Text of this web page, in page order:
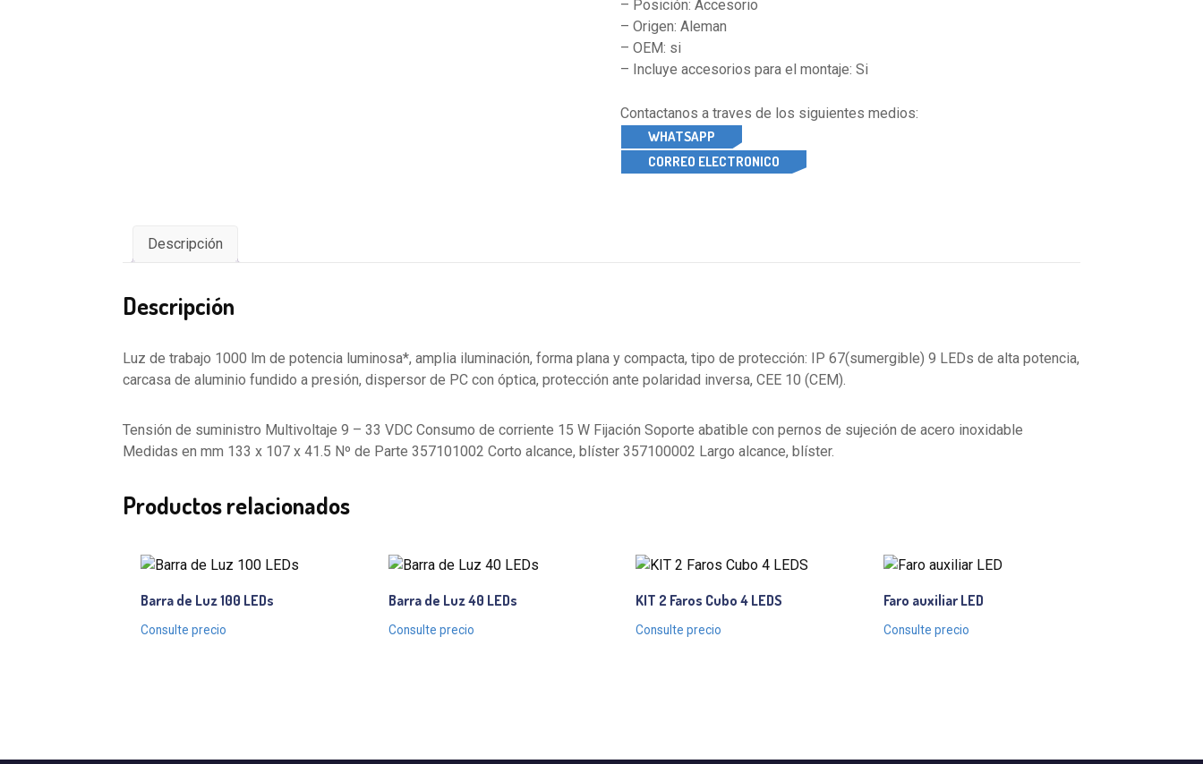
– Posición: Accesorio
– Origen: Aleman
– OEM: si
– Incluye accesorios para el montaje: Si
Contactanos a traves de los siguientes medios:
WHATSAPP
CORREO ELECTRONICO
Descripción
Descripción
Luz de trabajo 1000 lm de potencia luminosa*, amplia iluminación, forma plana y compacta, tipo de protección: IP 67(sumergible) 9 LEDs de alta potencia,
carcasa de aluminio fundido a presión, dispersor de PC con óptica, protección ante polaridad inversa, CEE 10 (CEM).
Tensión de suministro Multivoltaje 9 – 33 VDC Consumo de corriente 15 W Fijación Soporte abatible con pernos de sujeción de acero inoxidable
Medidas en mm 133 x 107 x 41.5 Nº de Parte 357101002 Corto alcance, blíster 357100002 Largo alcance, blíster.
Productos relacionados
Barra de Luz 100 LEDs
Consulte precio
Barra de Luz 40 LEDs
Consulte precio
KIT 2 Faros Cubo 4 LEDS
Consulte precio
Faro auxiliar LED
Consulte precio